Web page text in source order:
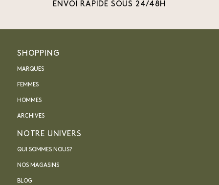
ENVOI RAPIDE SOUS 24/48H
SHOPPING
MARQUES
FEMMES
HOMMES
ARCHIVES
NOTRE UNIVERS
QUI SOMMES NOUS?
NOS MAGASINS
BLOG